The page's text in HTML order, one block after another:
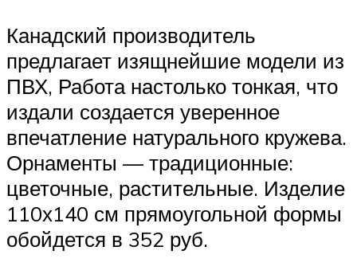
Канадский производитель
предлагает изящнейшие модели из
ПВХ, Работа настолько тонкая, что
издали создается уверенное
впечатление натурального кружева.
Орнаменты — традиционные:
цветочные, растительные. Изделие
110х140 см прямоугольной формы
обойдется в 352 руб.